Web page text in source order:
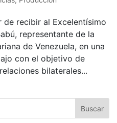
de recibir al Excelentísimo
representante de la
de Venezuela, en una
con el objetivo de
bilaterales...